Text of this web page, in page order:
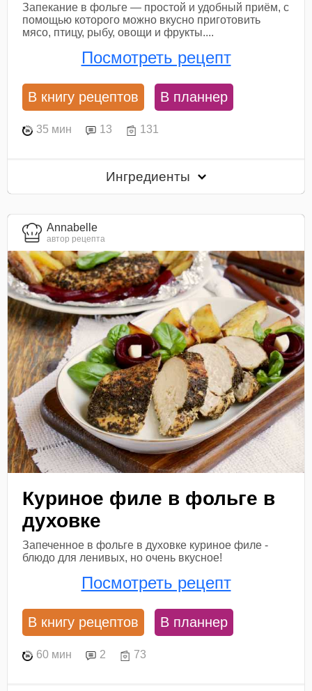
Запекание в фольге — простой и удобный приём, с
помощью которого можно вкусно приготовить
мясо, птицу, рыбу, овощи и фрукты....
Посмотреть рецепт
В книгу рецептов В планнер
35 мин 13 131
Ингредиенты
Annabelle
автор рецепта
Куриное филе в фольге в
духовке
Запеченное в фольге в духовке куриное филе -
блюдо для ленивых, но очень вкусное!
Посмотреть рецепт
В книгу рецептов В планнер
60 мин 2 73